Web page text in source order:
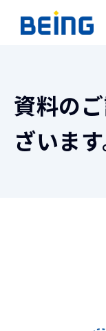
資料の
ざいます